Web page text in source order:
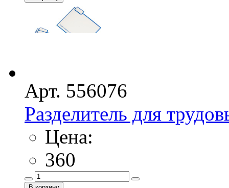
Арт. 556076
Разделитель для
Цена:
360